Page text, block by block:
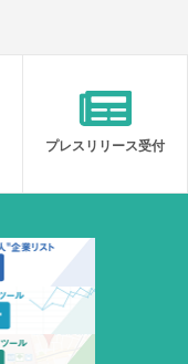
プレスリリース受付